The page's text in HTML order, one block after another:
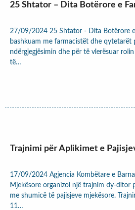
25 Shtator – Dita Botërore e
27/09/2024 25 Shtator - Dita Botërore
bashkuam me farmacistët dhe qytetarët
ndërgjegjësimin dhe për të vlerësuar
të…
Trajnimi për Aplikimet e
17/09/2024 Agjencia Kombëtare e
Mjekësore organizoi një trajnim dy-ditor
me shumicë të pajisjeve mjekësore.
11…